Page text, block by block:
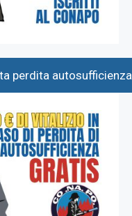
perdita autosufficienza